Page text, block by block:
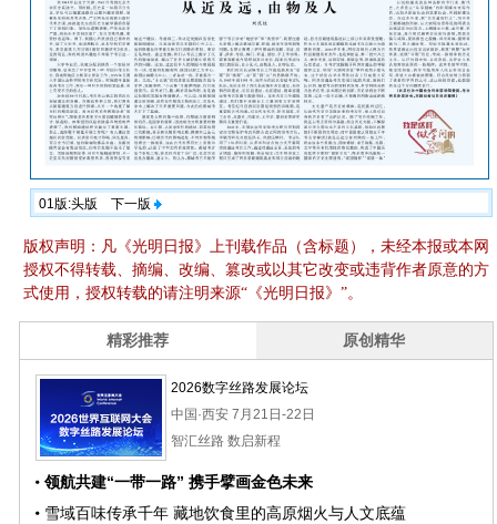
01版:头版 下一版
版权声明：凡《光明日报》上刊载作品（含标题），未经本报或本网
授权不得转载、摘编、改编、篡改或以其它改变或违背作者原意的方
式使用，授权转载的请注明来源“《光明日报》”。